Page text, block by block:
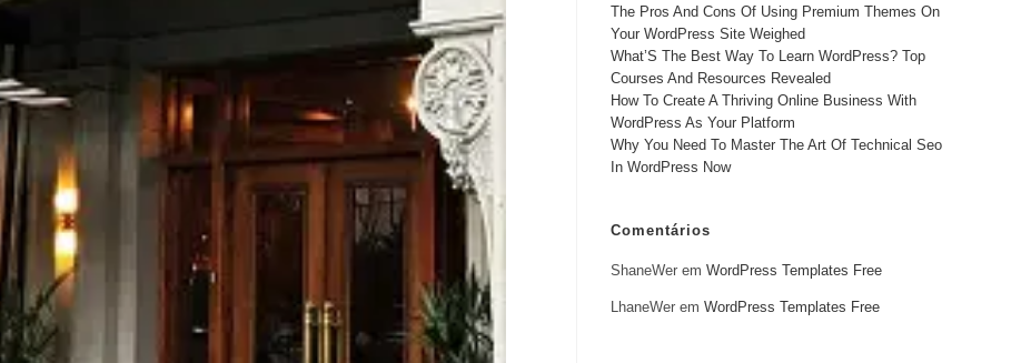
The Pros And Cons Of Using Premium Themes On
Your WordPress Site Weighed
What’S The Best Way To Learn WordPress? Top
Courses And Resources Revealed
How To Create A Thriving Online Business With
WordPress As Your Platform
Why You Need To Master The Art Of Technical Seo
In WordPress Now
Comentários
ShaneWer em WordPress Templates Free
LhaneWer em WordPress Templates Free